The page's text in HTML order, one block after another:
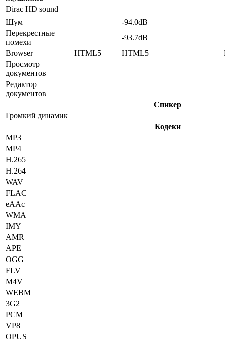
Dirac HD sound
Шум
-94.0dB
Перекрестные
помехи
-93.7dB
Browser
HTML5 HTML5
Просмотр
документов
Редактор
документов
Спикер
Громкий динамик
Кодеки
MP3
MP4
H.265
H.264
WAV
FLAC
eAAc
WMA
IMY
AMR
APE
OGG
FLV
M4V
WEBM
3G2
PCM
VP8
OPUS